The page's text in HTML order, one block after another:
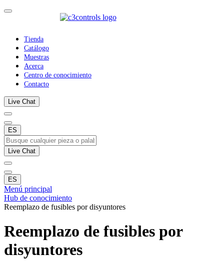
Tienda
Catálogo
Muestras
Acerca
Centro de conocimiento
Contacto
Live Chat
ES
Live Chat
ES
Menú principal
Hub de conocimiento
Reemplazo de fusibles por disyuntores
Reemplazo de fusibles por
disyuntores